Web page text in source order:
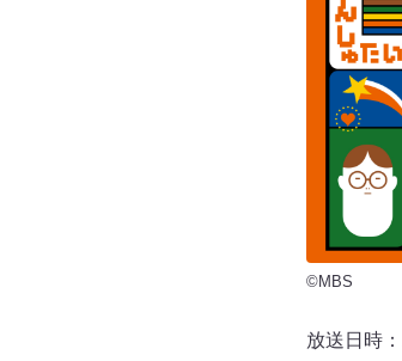
©MBS
放送日時